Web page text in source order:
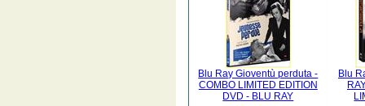
Blu Ray Gioventù perduta -
COMBO LIMITED EDITION
DVD - BLU RAY
Blu